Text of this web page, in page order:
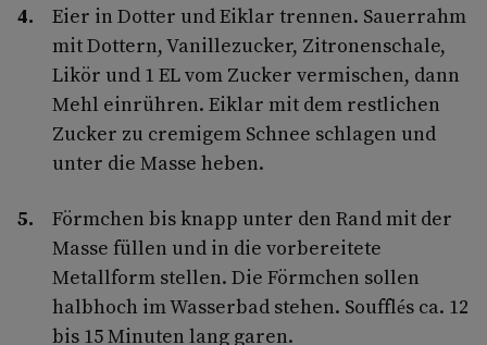
Eier in Dotter und Eiklar trennen. Sauerrahm
mit Dottern, Vanillezucker, Zitronenschale,
Likör und 1 EL vom Zucker vermischen, dann
Mehl einrühren. Eiklar mit dem restlichen
Zucker zu cremigem Schnee schlagen und
unter die Masse heben.
Förmchen bis knapp unter den Rand mit der
Masse füllen und in die vorbereitete
Metallform stellen. Die Förmchen sollen
halbhoch im Wasserbad stehen. Soufflés ca. 12
bis 15 Minuten lang garen.